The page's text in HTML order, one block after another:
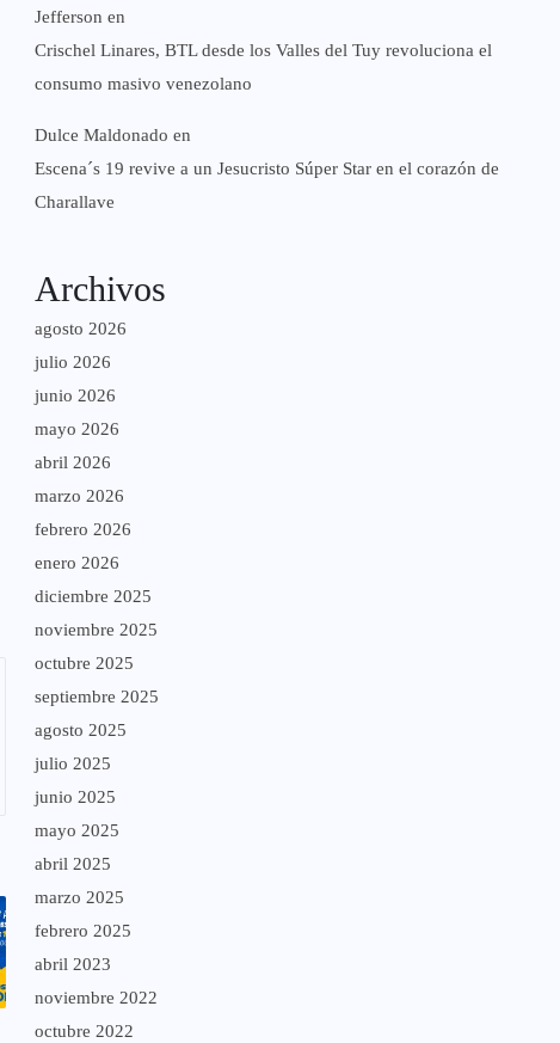
Jefferson en
Crischel Linares, BTL desde los Valles del Tuy revoluciona el
consumo masivo venezolano
Dulce Maldonado en
Escena´s 19 revive a un Jesucristo Súper Star en el corazón de
Charallave
Archivos
agosto 2026
julio 2026
junio 2026
mayo 2026
abril 2026
marzo 2026
febrero 2026
enero 2026
diciembre 2025
noviembre 2025
octubre 2025
septiembre 2025
agosto 2025
julio 2025
junio 2025
mayo 2025
abril 2025
marzo 2025
febrero 2025
abril 2023
noviembre 2022
octubre 2022